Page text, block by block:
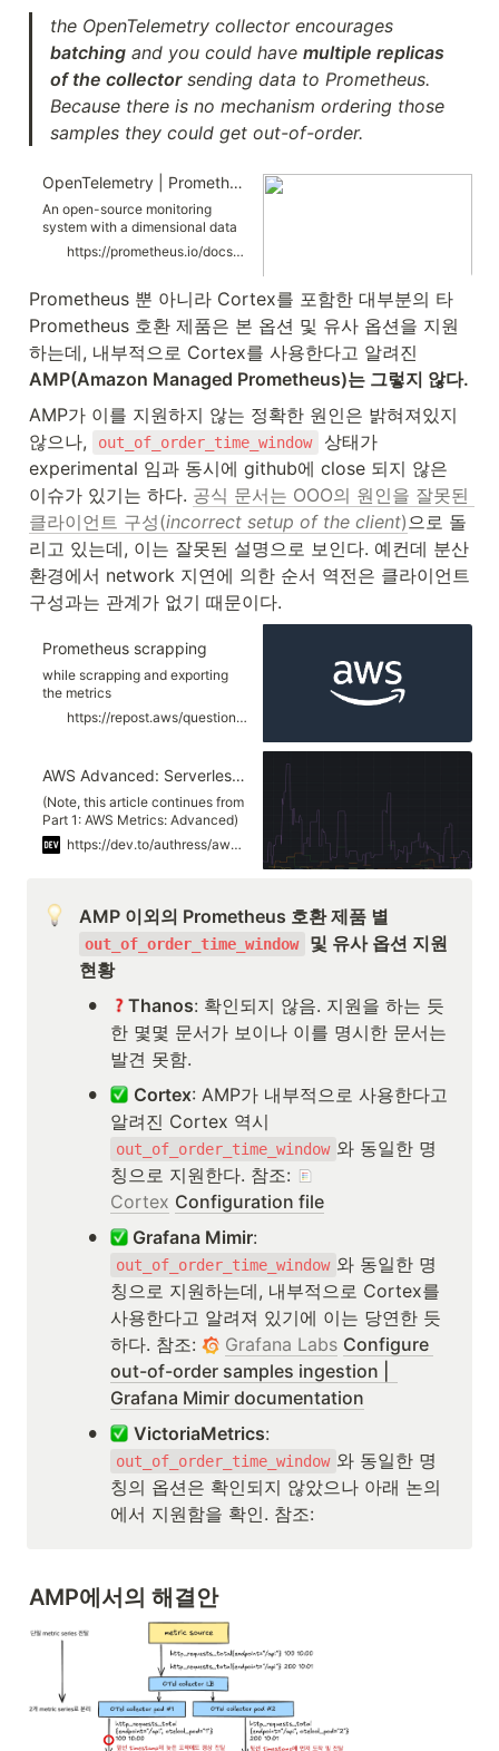
specified.
batching and you could have multiple replicas
of the collector sending data to Prometheus.
Because there is no mechanism ordering those
samples they could get out-of-order.
OpenTelemetry | Prometheus
An open-source monitoring
system with a dimensional data
model, flexible query language,
efficient time series database
https://prometheus.io/docs/guides/opentelemetry/#configuring-prometheus
Prometheus 뿐 아니라 Cortex를 포함한 대부분의 타
Prometheus 호환 제품은 본 옵션 및 유사 옵션을 지원
AMP(Amazon Managed Prometheus)는 그렇지 않다.
AMP가 이를 지원하지 않는 정확한 원인은 밝혀져있지
않으나,
out_of_order_time_window
상태가
experimental 임과 동시에 github에 close 되지 않은
이슈가 있기는 하다. 공식 문서는 OOO의 원인을 잘못된
클라이언트 구성(incorrect setup of the client)으로 돌
리고 있는데, 이는 잘못된 설명으로 보인다. 예컨데 분산
환경에서 network 지연에 의한 순서 역전은 클라이언트
구성과는 관계가 없기 때문이다.
Prometheus scrapping
while scrapping and exporting
the metrics
awsprometheusremotewrite
exporter throwing an error like
Exporting failed. The error is not
retryable. Dro...
https://repost.aws/questions/QUKWe_tCmoTre0NMqS4iv9PA/prometheus-scrapping
AWS Advanced: Serverless Prometheus in Action
(Note, this article continues from
Part 1: AWS Metrics: Advanced)
We can't use...
https://dev.to/authress/aws-advanced-serverless-prometheus-in-action-j1h
out_of_order_time_window
및 유사 옵션 지원
현황
• Thanos: 확인되지 않음. 지원을 하는 듯
한 몇몇 문서가 보이나 이를 명시한 문서는
발견 못함.
• Cortex: AMP가 내부적으로 사용한다고
out_of_order_time_window 와 동일한 명
칭으로 지원한다. 참조:
Cortex Configuration file
• Grafana Mimir:
out_of_order_time_window 와 동일한 명
칭으로 지원하는데, 내부적으로 Cortex를
사용한다고 알려져 있기에 이는 당연한 듯
하다. 참조:
Grafana Labs Configure
out-of-order samples ingestion |
Grafana Mimir documentation
• VictoriaMetrics:
out_of_order_time_window 와 동일한 명
칭의 옵션은 확인되지 않았으나 아래 논의
에서 지원함을 확인. 참조:
AMP에서의 해결안